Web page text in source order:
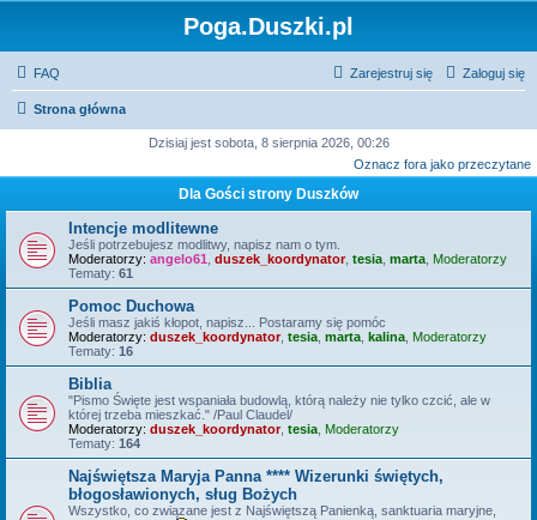
Poga.Duszki.pl
FAQ Zaloguj się
Zarejestruj się
Strona główna
Dzisiaj jest sobota, 8 sierpnia 2026, 00:26
Oznacz fora jako przeczytane
Dla Gości strony Duszków
Intencje modlitewne
Jeśli potrzebujesz modlitwy, napisz nam o tym.
Moderatorzy: angelo61 duszek_koordynator, tesia marta Moderatorzy
Tematy: 61
Pomoc Duchowa
Jeśli masz jakiś kłopot, napisz... Postaramy się pomóc
Moderatorzy: duszek_koordynator, tesia marta kalina Moderatorzy
Tematy: 16
Biblia
"Pismo Święte jest wspaniała budowlą, którą należy nie tylko czcić, ale w
której trzeba mieszkać." /Paul Claudel/
Moderatorzy: duszek_koordynator, tesia Moderatorzy
Tematy: 164
Najświętsza Maryja Panna **** Wizerunki świętych,
błogosławionych, sług Bożych
Wszystko, co związane jest z Najświętszą Panienką, sanktuaria maryjne,